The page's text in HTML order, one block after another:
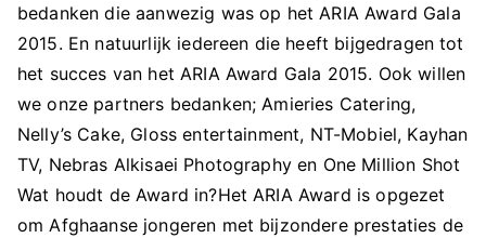
bedanken die aanwezig was op het ARIA Award Gala
2015. En natuurlijk iedereen die heeft bijgedragen tot
het succes van het ARIA Award Gala 2015. Ook willen
we onze partners bedanken; Amieries Catering,
Nelly’s Cake, Gloss entertainment, NT-Mobiel, Kayhan
TV, Nebras Alkisaei Photography en One Million Shot
Wat houdt de Award in?Het ARIA Award is opgezet
om Afghaanse jongeren met bijzondere prestaties de